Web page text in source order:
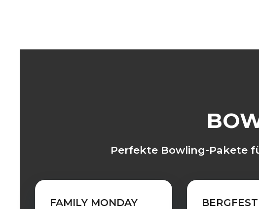
Perfekte Bowling-Pakete
FAMILY MONDAY BERGFEST